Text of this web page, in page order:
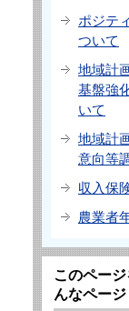
ポジテ
ついて
地域計
基盤強
いて
地域計
意向等
収入保
農業者
このペー
んなペー